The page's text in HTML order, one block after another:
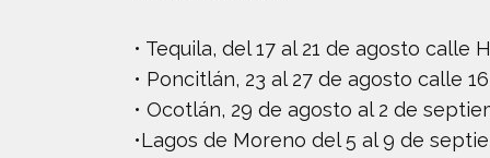
• Tequila, del 17 al 21 de agosto calle
• Poncitlán, 23 al 27 de agosto calle
• Ocotlán, 29 de agosto al 2 de
•Lagos de Moreno del 5 al 9 de